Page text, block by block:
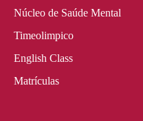
Núcleo de Saúde Mental
Timeolimpico
English Class
Matrículas